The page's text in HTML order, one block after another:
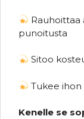
Rauhoittaa
punoitusta
Sitoo
Tukee ihon
Kenelle se